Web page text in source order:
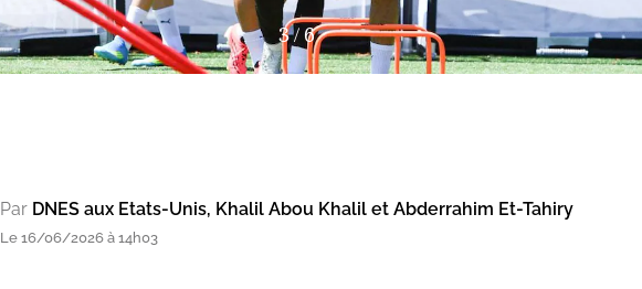
3/6
Par DNES aux Etats-Unis, Khalil Abou Khalil et Abderrahim Et-Tahiry
Le 16/06/2026 à 14h03